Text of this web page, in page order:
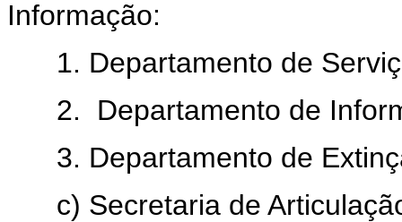
Informação:
1. Departamento de
2. Departamento de
3. Departamento de
c) Secretaria de